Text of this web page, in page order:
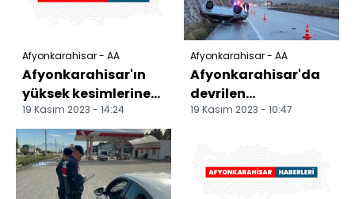
Afyonkarahisar - AA
Afyonkarahisar'ın
yüksek kesimlerine
kar yağdı
19 Kasım 2023 - 14:24
Afyonkarahisar - AA
Afyonkarahisar'da
devrilen
otomobildeki 3 kişi
19 Kasım 2023 - 10:47